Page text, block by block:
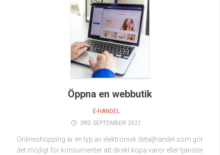
Öppna en webbutik
E-HANDEL
3RD SEPTEMBER 2021
Onlineshopping är en typ av elektronisk detaljhandel som gör
det möjligt för konsumenter att direkt köpa varor eller tjänster